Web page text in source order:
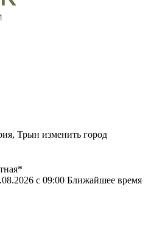
Трын изменить город
c 09:00 Ближайшее время